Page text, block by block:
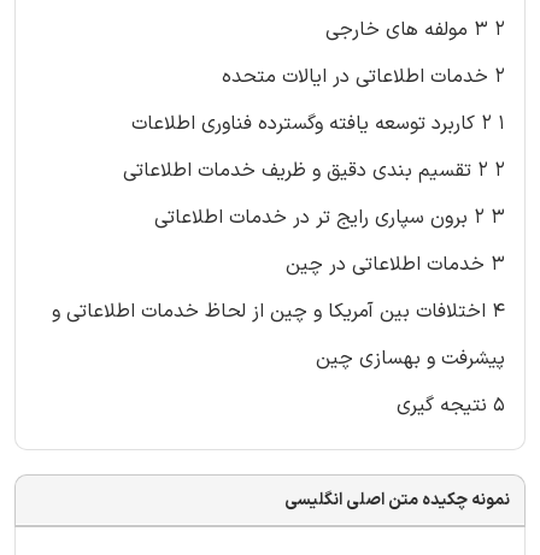
۲ ۳ مولفه های خارجی
۲ خدمات اطلاعاتی در ایالات متحده
۱ ۲ کاربرد توسعه یافته وگسترده فناوری اطلاعات
۲ ۲ تقسیم بندی دقیق و ظریف خدمات اطلاعاتی
۳ ۲ برون سپاری رایج تر در خدمات اطلاعاتی
۳ خدمات اطلاعاتی در چین
۴ اختلافات بین آمریکا و چین از لحاظ خدمات اطلاعاتی و
پیشرفت و بهسازی چین
۵ نتیجه گیری
نمونه چکیده متن اصلی انگلیسی